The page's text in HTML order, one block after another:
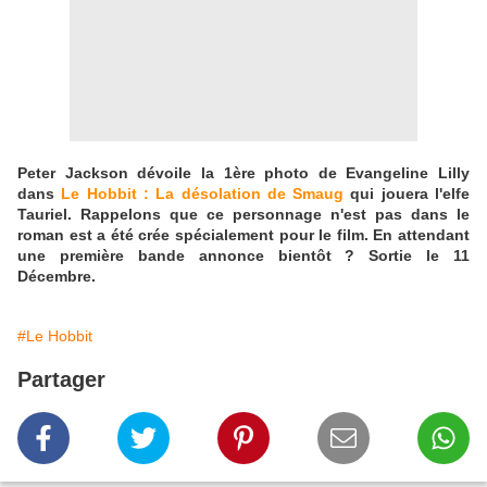
Peter Jackson dévoile la 1ère photo de Evangeline Lilly
dans Le Hobbit : La désolation de Smaug qui jouera l'elfe
Tauriel. Rappelons que ce personnage n'est pas dans le
roman est a été crée spécialement pour le film. En attendant
une première bande annonce bientôt ? Sortie le 11
Décembre.
#Le Hobbit
Partager